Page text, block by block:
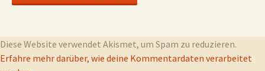
Diese Website verwendet Akismet, um Spam zu reduzieren.
Erfahre mehr darüber, wie deine Kommentardaten verarbeitet